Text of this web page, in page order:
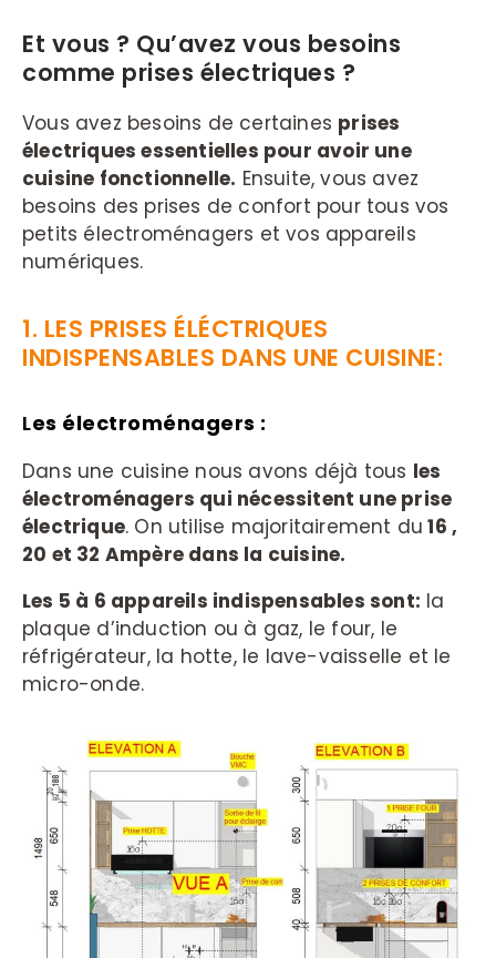
Et vous ? Qu’avez vous besoins
comme prises électriques ?
Vous avez besoins de certaines prises
électriques essentielles pour avoir une
cuisine fonctionnelle. Ensuite, vous avez
besoins des prises de confort pour tous vos
petits électroménagers et vos appareils
numériques.
1. LES PRISES ÉLÉCTRIQUES
INDISPENSABLES DANS UNE CUISINE:
Les électroménagers :
Dans une cuisine nous avons déjà tous les
électroménagers qui nécessitent une prise
électrique. On utilise majoritairement du 16 ,
20 et 32 Ampère dans la cuisine.
Les 5 à 6 appareils indispensables sont: la
plaque d’induction ou à gaz, le four, le
réfrigérateur, la hotte, le lave-vaisselle et le
micro-onde.